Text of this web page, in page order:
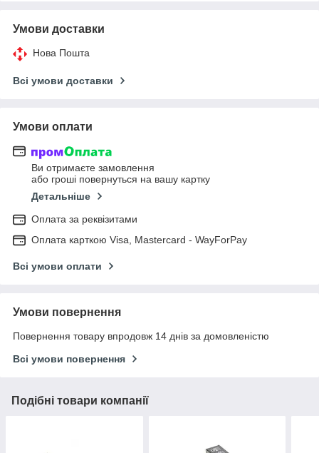
Умови доставки
Нова Пошта
Всі умови доставки
Умови оплати
Ви отримаєте замовлення
або гроші повернуться на вашу картку
Детальніше
Оплата за реквізитами
Оплата карткою Visa, Mastercard - WayForPay
Всі умови оплати
Умови повернення
Повернення товару впродовж 14 днів за домовленістю
Всі умови повернення
Подібні товари компанії